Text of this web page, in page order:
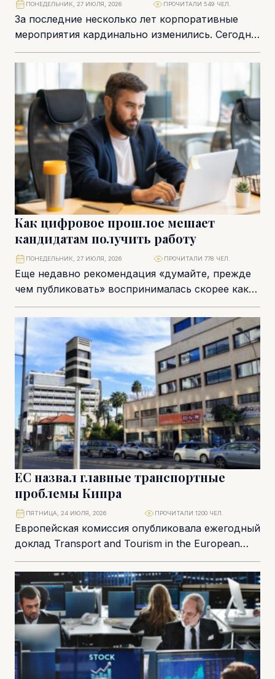
За последние несколько лет корпоративные
мероприятия кардинально изменились. Сегодня
компании инвестируют не просто в
развлечения. Корпоративы укрепляют бренд,
вовлекают аудиторию...
ПОНЕДЕЛЬНИК, 27 ИЮЛЯ, 2026 ПРОЧИТАЛИ 549 ЧЕЛ.
Как цифровое прошлое мешает
кандидатам получить работу
Еще недавно рекомендация «думайте, прежде
чем публиковать» воспринималась скорее как
совет по цифровой гигиене. Сегодня она
превращается в элемент профессиональной...
ПОНЕДЕЛЬНИК, 27 ИЮЛЯ, 2026 ПРОЧИТАЛИ 778 ЧЕЛ.
ЕС назвал главные транспортные
проблемы Кипра
Европейская комиссия опубликовала ежегодный
доклад Transport and Tourism in the European
Union – Current Trends and Issues, в котором
оцениваются...
ПЯТНИЦА, 24 ИЮЛЯ, 2026 ПРОЧИТАЛИ 1200 ЧЕЛ.